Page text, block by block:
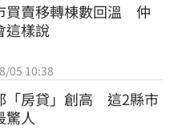
買賣移轉棟數回溫　仲
這樣說
05 10:38
「房貸」創高　這2縣市
驚人